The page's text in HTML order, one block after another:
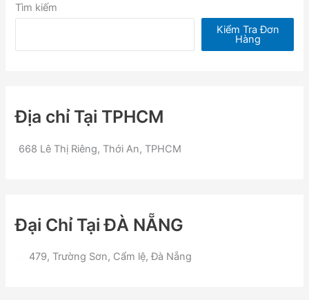
Tìm kiếm
Kiểm Tra Đơn
Hàng
Địa chỉ Tại TPHCM
668 Lê Thị Riêng, Thới An, TPHCM
Đại Chỉ Tại ĐÀ NẴNG
479, Trường Sơn, Cẩm lệ, Đà Nẵng